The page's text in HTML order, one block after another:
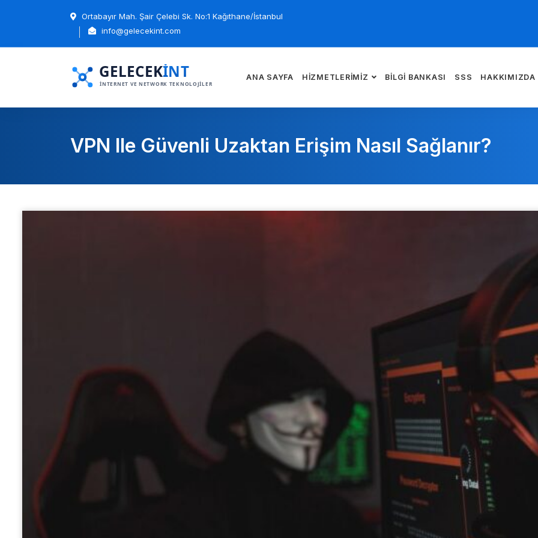
Ortabayır Mah. Şair Çelebi Sk. No:1 Kağıthane/İstanbul
info@gelecekint.com
ANA SAYFA HIZMETLERIMIZ BILGI BANKASI SSS HAKKIMIZDA
VPN Ile Güvenli Uzaktan Erişim Nasıl Sağlanır?